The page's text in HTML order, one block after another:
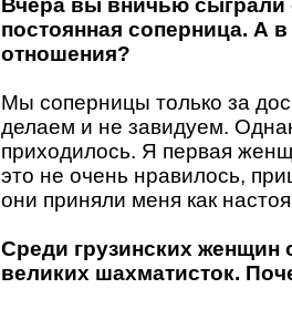
Вчера вы вничью
постоянная соперница. А
отношения?
Мы соперницы только за
делаем и не завидуем.
приходилось. Я первая
это не очень нравилось,
они приняли меня как
Среди грузинских женщин
великих шахматисток.